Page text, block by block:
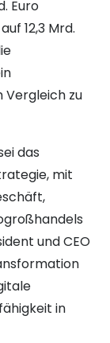
Euro
12,3 Mrd.
Vergleich zu
das
mit
und CEO
in